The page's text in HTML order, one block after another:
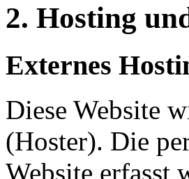
2. Hosting
Externes
Diese Website
(Hoster). Die
Website erfasst